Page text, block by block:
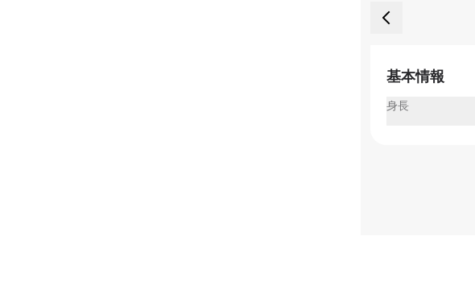
基本情報
身長